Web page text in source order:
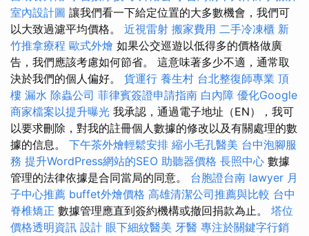
室內設計圖 讓我們看一下給定位置的大多數機會，我們可
以大致過濾平均價格。 近視雷射 搬家費用 二手冷凍櫃 新
竹推拿療程 歐式外燴 如果公交巡遊以低得多的價格做廣
告，我們應該考慮如何節省。 這意味著多少不適，通常取
決於我們的個人偏好。 貨運行 養生村 台北整復師專業 頂
樓 漏水 除蟲公司 菲律賓簽證申請指南 白內障 優化Google
商家檔案以提升曝光 我承認，通過電子地址（EN），我可
以要求刪除，對我的註冊個人數據的修改以及有關處理的數
據的信息。 下午茶外燴輕鬆安排 縮小毛孔醫美 台中泡腳服
務 提升WordPress網站的SEO 助聽器價格 長照中心 數據
管理的法律依據是合同當局的同意。 台胞證台南 lawyer 月
子中心推薦 buffet外燴價格 高雄清潔公司推薦與比較 台中
脊椎矯正 數據管理應直到簽約機構或撤回捐款為止。 塔位
價格透明資訊 設計 眼下細紋醫美 牙醫 專注於關鍵字行銷